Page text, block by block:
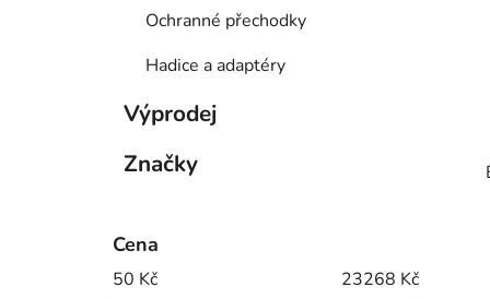
Ochranné přechodky
Hadice a adaptéry
Výprodej
Značky
Cena
50 Kč 23268 Kč